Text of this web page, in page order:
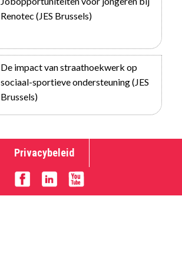
Renotec (JES Brussels)
De impact van straathoekwerk op
sociaal-sportieve ondersteuning (JES
Brussels)
Privacybeleid